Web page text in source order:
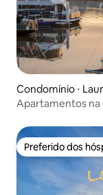
Condomínio ⋅
Apartamentos na
Preferido dos
Preferido dos